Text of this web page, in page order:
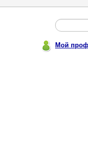
Мой